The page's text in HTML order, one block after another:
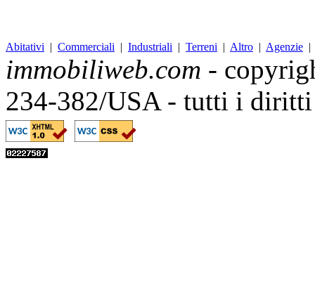
Abitativi | Commerciali | Industriali | Terreni | Altro | Agenzie
immobiliweb.com -
234-382/USA - tutti i